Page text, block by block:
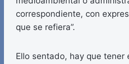
correspondiente, con
que se refiera”.
Ello sentado, hay que tener